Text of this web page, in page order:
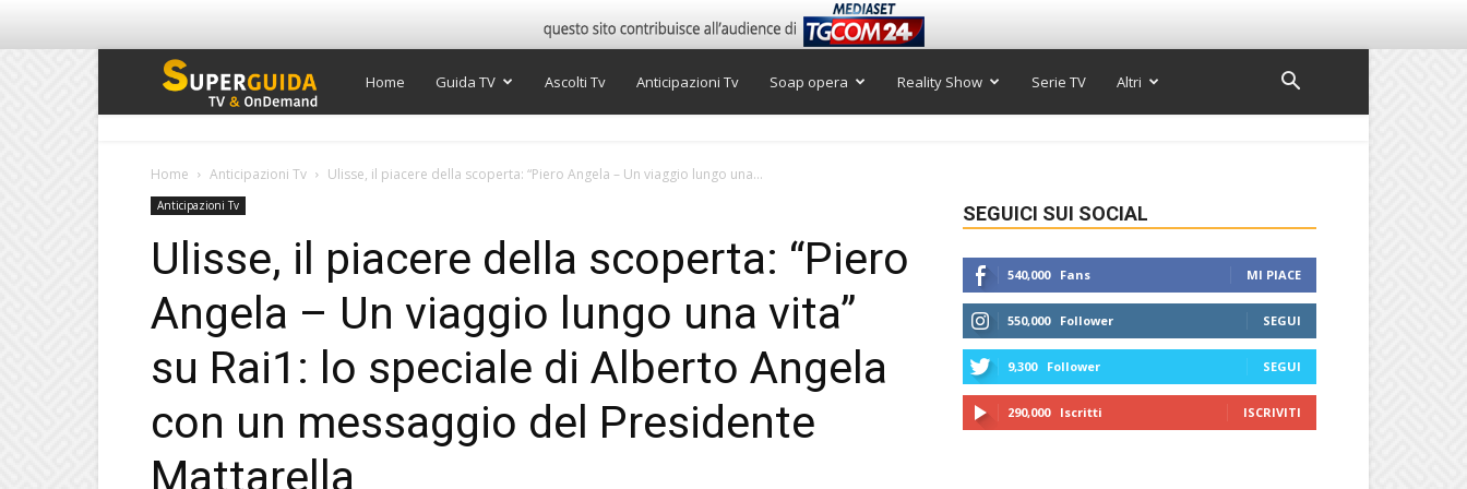
Super
Home Guida TV Ascolti Tv Anticipazioni Tv Soap opera Reality Show Serie TV Altri
Home Anticipazioni Tv Ulisse, il piacere della scoperta: “Piero Angela – Un viaggio lungo una...
Anticipazioni Tv
Ulisse, il piacere della scoperta: “Piero
Angela – Un viaggio lungo una vita”
su Rai1: lo speciale di Alberto Angela
con un messaggio del Presidente
Mattarella
SEGUICI SUI SOCIAL
540,000 Fans MI PIACE
550,000 Follower SEGUI
9,300 Follower SEGUI
290,000 Iscritti ISCRIVITI